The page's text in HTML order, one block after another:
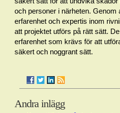
och personer i närheten. Genom
erfarenhet och expertis inom
att projektet utförs på rätt sätt.
erfarenhet som krävs för att
säkert och noggrant sätt.
Andra inlägg